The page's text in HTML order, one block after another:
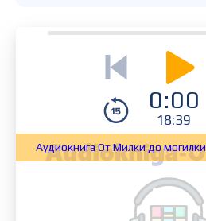
0:00
18:39
Аудиокнига От Милки до могилки